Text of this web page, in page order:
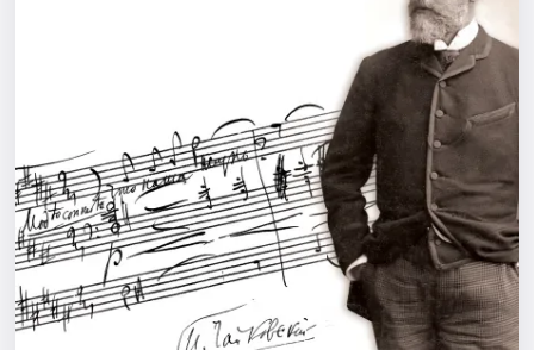
Города
Площадки
Артисты
Рейтинги